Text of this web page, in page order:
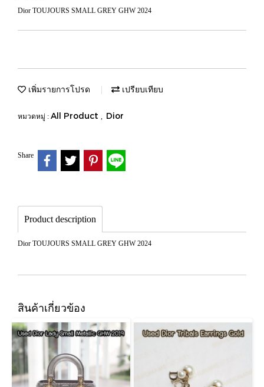
Dior TOUJOURS SMALL GREY GHW 2024
เพิ่มรายการโปรด เปรียบเทียบ
หมวดหมู่ : All Product , Dior
Share
Product description
Dior TOUJOURS SMALL GREY GHW 2024
สินค้าเกี่ยวข้อง